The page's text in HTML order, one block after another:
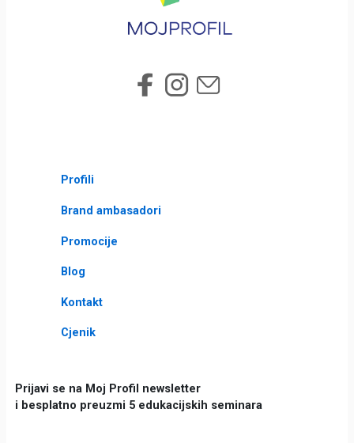
Profili
Brand ambasadori
Promocije
Blog
Kontakt
Cjenik
Prijavi se na Moj Profil newsletter
i besplatno preuzmi 5 edukacijskih seminara